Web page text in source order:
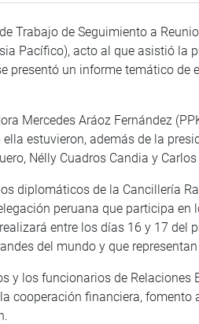
Trabajo de Seguimiento a
Pacífico), acto al que asistió la
presentó un informe temático
Mercedes Aráoz Fernández
estuvieron, además de la
Nélly Cuadros Candia y
diplomáticos de la Cancillería
peruana que participa
entre los días 16 y 17 del
del mundo y que
y los funcionarios de Relaciones
cooperación financiera,